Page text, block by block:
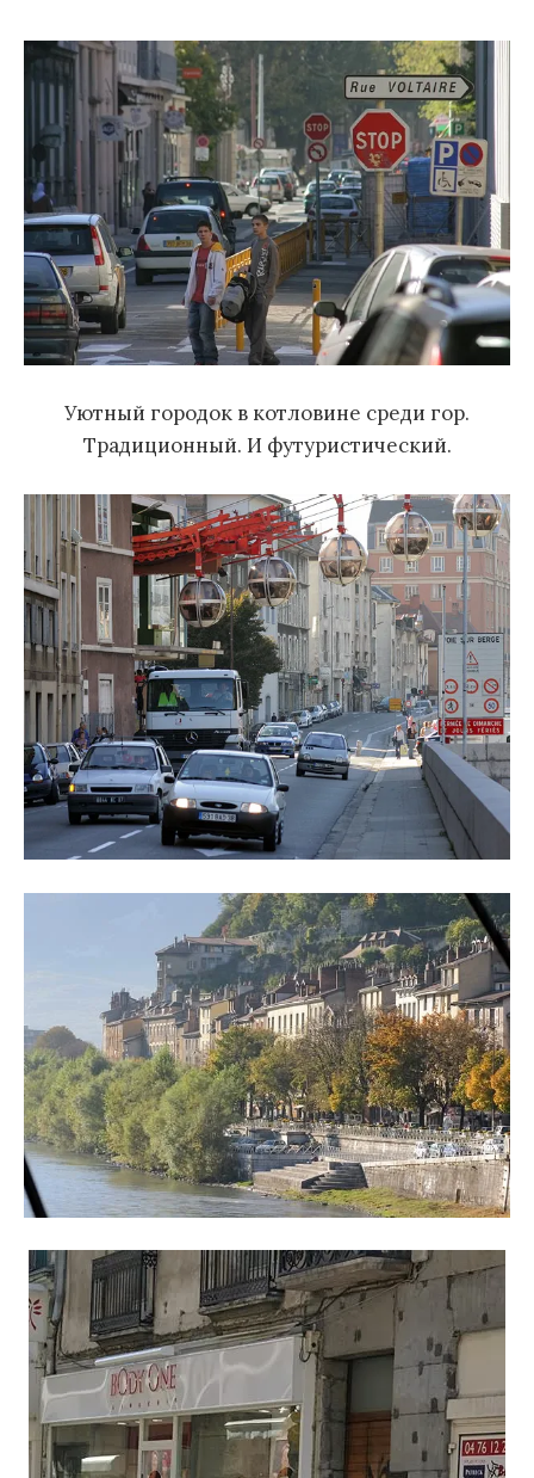
Уютный городок в котловине среди гор.
Традиционный. И футуристический.